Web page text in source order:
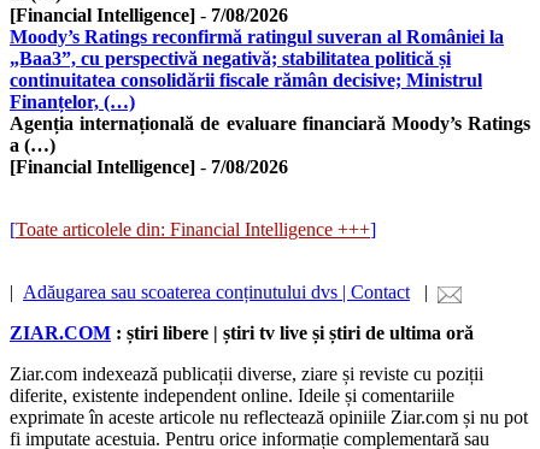
[Financial Intelligence] - 7/08/2026
Moody’s Ratings reconfirmă ratingul suveran al României la
„Baa3”, cu perspectivă negativă; stabilitatea politică și
continuitatea consolidării fiscale rămân decisive; Ministrul
Finanțelor, (…)
Agenția internațională de evaluare financiară Moody’s Ratings
a (…)
[Financial Intelligence] - 7/08/2026
[Toate articolele din: Financial Intelligence +++]
| Adăugarea sau scoaterea conținutului dvs | Contact |
ZIAR.COM : știri libere | știri tv live și știri de ultima oră
Ziar.com indexează publicații diverse, ziare și reviste cu poziții
diferite, existente independent online. Ideile și comentariile
exprimate în aceste articole nu reflectează opiniile Ziar.com și nu pot
fi imputate acestuia. Pentru orice informație complementară sau